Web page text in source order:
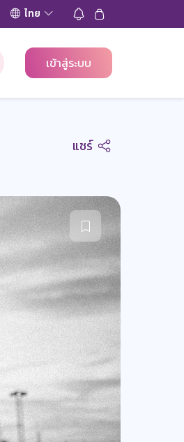
ไทย
เข้าสู่ระบบ
แชร์